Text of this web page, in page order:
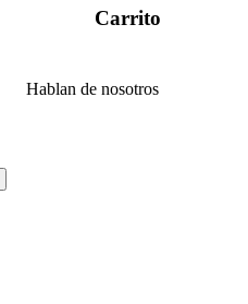
Carrito
Hablan de nosotros